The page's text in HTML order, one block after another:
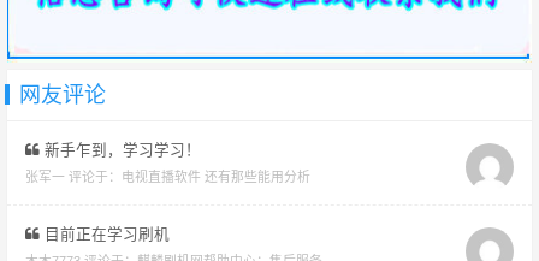
网友评论
新手乍到，学习学习！
张军一 评论于： 电视直播软件 还有那些能用分析
目前正在学习刷机